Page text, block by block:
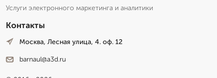
Услуги электронного маркетинга и аналитики
Контакты
Москва, Лесная улица, 4. оф. 12
barnaul@a3d.ru